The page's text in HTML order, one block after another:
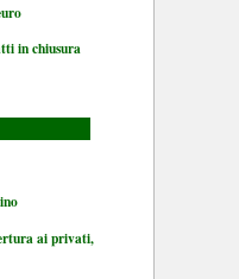
in chiusura
ai privati,